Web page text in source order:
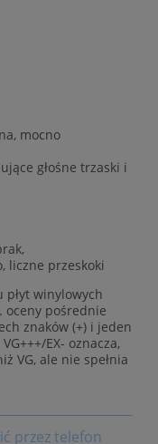
mocno
głośne trzaski i
liczne przeskoki
płyt winylowych
oceny pośrednie
znaków (+) i jeden
EX- oznacza,
VG, ale nie spełnia
przez telefon